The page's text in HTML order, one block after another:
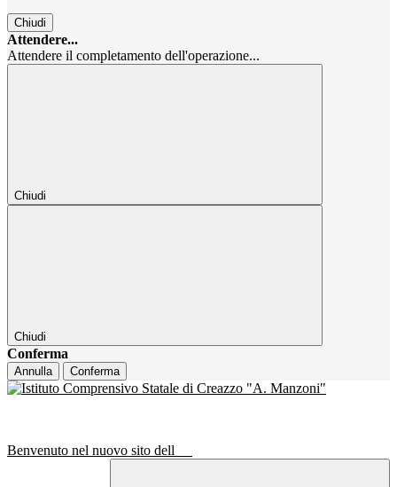
Chiudi
Attendere...
Attendere il completamento dell'operazione...
Chiudi
Chiudi
Conferma
Annulla Conferma
Benvenuto nel nuovo sito dell